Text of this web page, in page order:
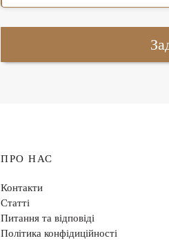
ПРО НАС
Контакти
Статті
Питання та відповіді
Політика конфідиційності